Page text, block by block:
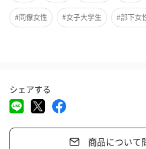
単にセットができる女性の心強い味
ヘアスタイリストの社員が研究した
かんざしの足先も、肌を傷つけない
#同僚女性 #女子大学生 #部下女
シェアする
商品について